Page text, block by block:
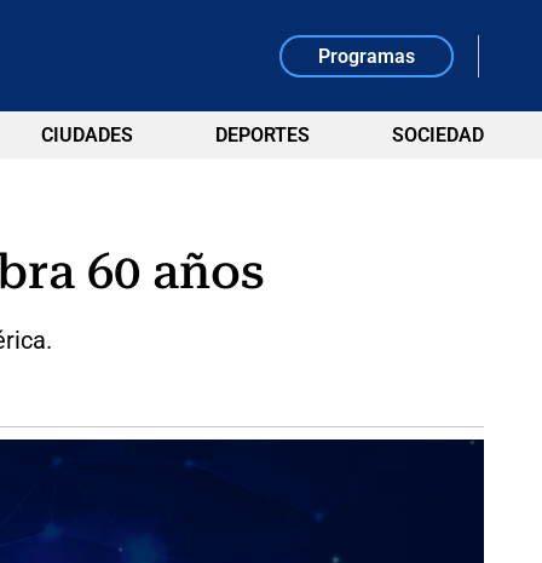
Programas
CIUDADES DEPORTES SOCIEDAD
60 años